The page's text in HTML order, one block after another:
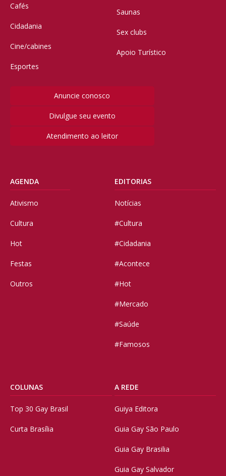
Cafés
Cidadania
Cine/cabines
Esportes
Saunas
Sex clubs
Apoio Turístico
Anuncie conosco
Divulgue seu evento
Atendimento ao leitor
AGENDA
Ativismo
Cultura
Hot
Festas
Outros
EDITORIAS
Notícias
#Cultura
#Cidadania
#Acontece
#Hot
#Mercado
#Saúde
#Famosos
COLUNAS
Top 30 Gay Brasil
Curta Brasília
A REDE
Guiya Editora
Guia Gay São Paulo
Guia Gay Brasilia
Guia Gay Salvador